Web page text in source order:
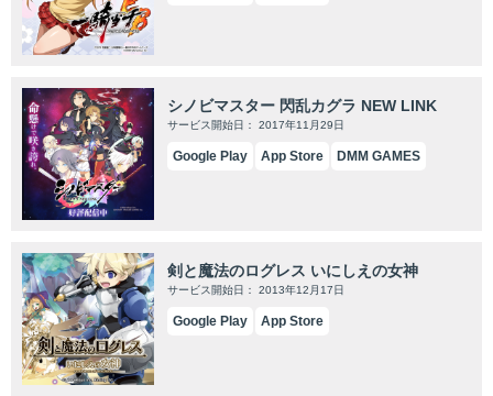
シノビマスター 閃乱カグラ NEW LINK
サービス開始日： 2017年11月29日
Google Play App Store DMM GAMES
剣と魔法のログレス いにしえの女神
サービス開始日： 2013年12月17日
Google Play App Store